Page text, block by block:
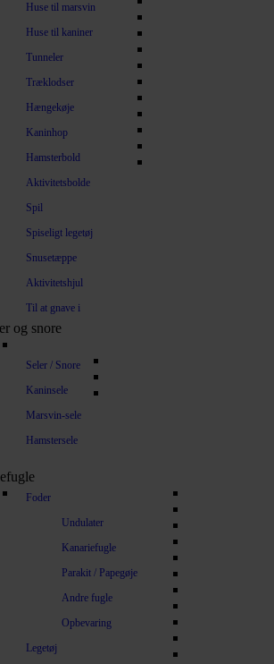
Huse til marsvin
Huse til kaniner
Tunneler
Træklodser
Hængekøje
Kaninhop
Hamsterbold
Aktivitetsbolde
Spil
Spiseligt legetøj
Snusetæppe
Aktivitetshjul
Til at gnave i
og snore
Seler / Snore
Kaninsele
Marsvin-sele
Hamstersele
Foder
Undulater
Kanariefugle
Parakit / Papegøje
Andre fugle
Opbevaring
Legetøj